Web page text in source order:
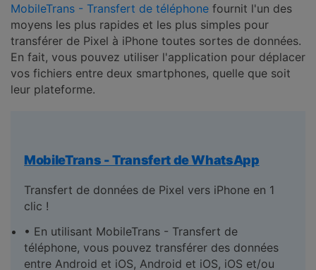
MobileTrans - Transfert de téléphone fournit l'un des
moyens les plus rapides et les plus simples pour
transférer de Pixel à iPhone toutes sortes de données.
En fait, vous pouvez utiliser l'application pour déplacer
vos fichiers entre deux smartphones, quelle que soit
leur plateforme.
MobileTrans - Transfert de WhatsApp
Transfert de données de Pixel vers iPhone en 1
clic !
• En utilisant MobileTrans - Transfert de
téléphone, vous pouvez transférer des données
entre Android et iOS, Android et iOS, iOS et/ou